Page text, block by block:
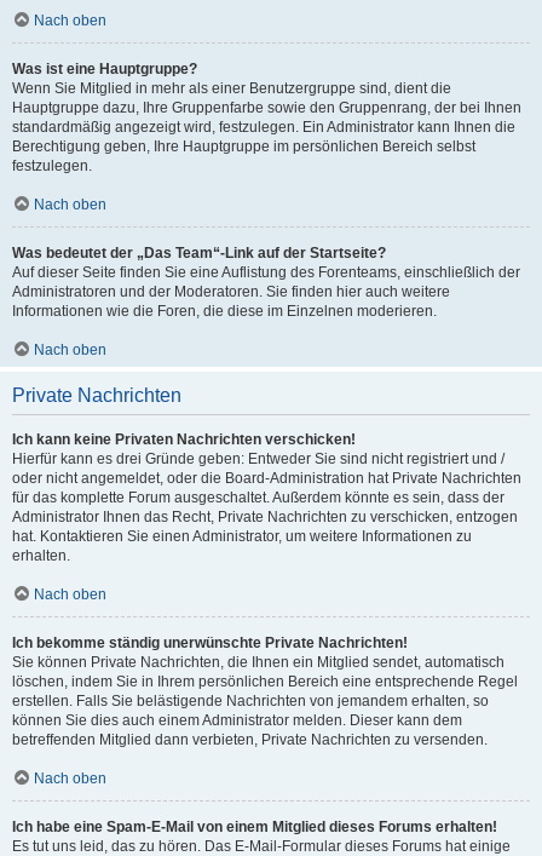
Nach oben
Was ist eine Hauptgruppe?
Wenn Sie Mitglied in mehr als einer Benutzergruppe sind, dient die
Hauptgruppe dazu, Ihre Gruppenfarbe sowie den Gruppenrang, der bei Ihnen
standardmäßig angezeigt wird, festzulegen. Ein Administrator kann Ihnen die
Berechtigung geben, Ihre Hauptgruppe im persönlichen Bereich selbst
festzulegen.
Nach oben
Was bedeutet der „Das Team“-Link auf der Startseite?
Auf dieser Seite finden Sie eine Auflistung des Forenteams, einschließlich der
Administratoren und der Moderatoren. Sie finden hier auch weitere
Informationen wie die Foren, die diese im Einzelnen moderieren.
Nach oben
Private Nachrichten
Ich kann keine Privaten Nachrichten verschicken!
Hierfür kann es drei Gründe geben: Entweder Sie sind nicht registriert und /
oder nicht angemeldet, oder die Board-Administration hat Private Nachrichten
für das komplette Forum ausgeschaltet. Außerdem könnte es sein, dass der
Administrator Ihnen das Recht, Private Nachrichten zu verschicken, entzogen
hat. Kontaktieren Sie einen Administrator, um weitere Informationen zu
erhalten.
Nach oben
Ich bekomme ständig unerwünschte Private Nachrichten!
Sie können Private Nachrichten, die Ihnen ein Mitglied sendet, automatisch
löschen, indem Sie in Ihrem persönlichen Bereich eine entsprechende Regel
erstellen. Falls Sie belästigende Nachrichten von jemandem erhalten, so
können Sie dies auch einem Administrator melden. Dieser kann dem
betreffenden Mitglied dann verbieten, Private Nachrichten zu versenden.
Nach oben
Ich habe eine Spam-E-Mail von einem Mitglied dieses Forums erhalten!
Es tut uns leid, das zu hören. Das E-Mail-Formular dieses Forums hat einige